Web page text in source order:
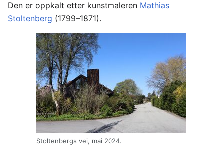
Den er oppkalt etter kunstmaleren Mathias
Stoltenberg (1799–1871).
Stoltenbergs vei, mai 2024.